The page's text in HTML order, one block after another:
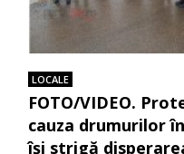
LOCALE
FOTO/VIDEO.
cauza drumurilor
își strigă